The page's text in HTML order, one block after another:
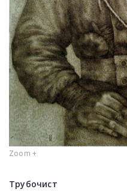
Zoom +
Трубочист